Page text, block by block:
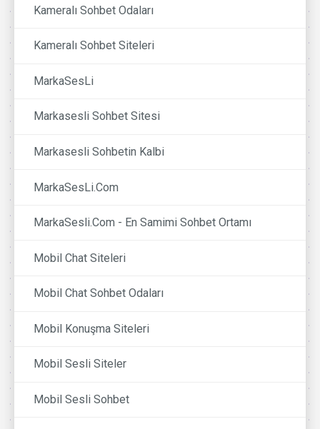
Kameralı Sohbet Odaları
Kameralı Sohbet Siteleri
MarkaSesLi
Markasesli Sohbet Sitesi
Markasesli Sohbetin Kalbi
MarkaSesLi.Com
MarkaSesli.Com - En Samimi Sohbet Ortamı
Mobil Chat Siteleri
Mobil Chat Sohbet Odaları
Mobil Konuşma Siteleri
Mobil Sesli Siteler
Mobil Sesli Sohbet